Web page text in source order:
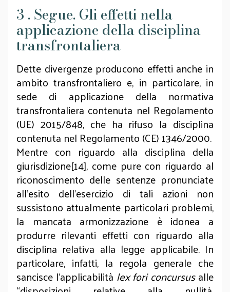
3 . Segue. Gli effetti nella
applicazione della disciplina
transfrontaliera
Dette divergenze producono effetti anche in
ambito transfrontaliero e, in particolare, in
sede di applicazione della normativa
transfrontaliera contenuta nel Regolamento
(UE) 2015/848, che ha rifuso la disciplina
contenuta nel Regolamento (CE) 1346/2000.
Mentre con riguardo alla disciplina della
giurisdizione[14], come pure con riguardo al
riconoscimento delle sentenze pronunciate
all’esito dell’esercizio di tali azioni non
sussistono attualmente particolari problemi,
la mancata armonizzazione è idonea a
produrre rilevanti effetti con riguardo alla
disciplina relativa alla legge applicabile. In
particolare, infatti, la regola generale che
sancisce l’applicabilità lex fori concursusalle